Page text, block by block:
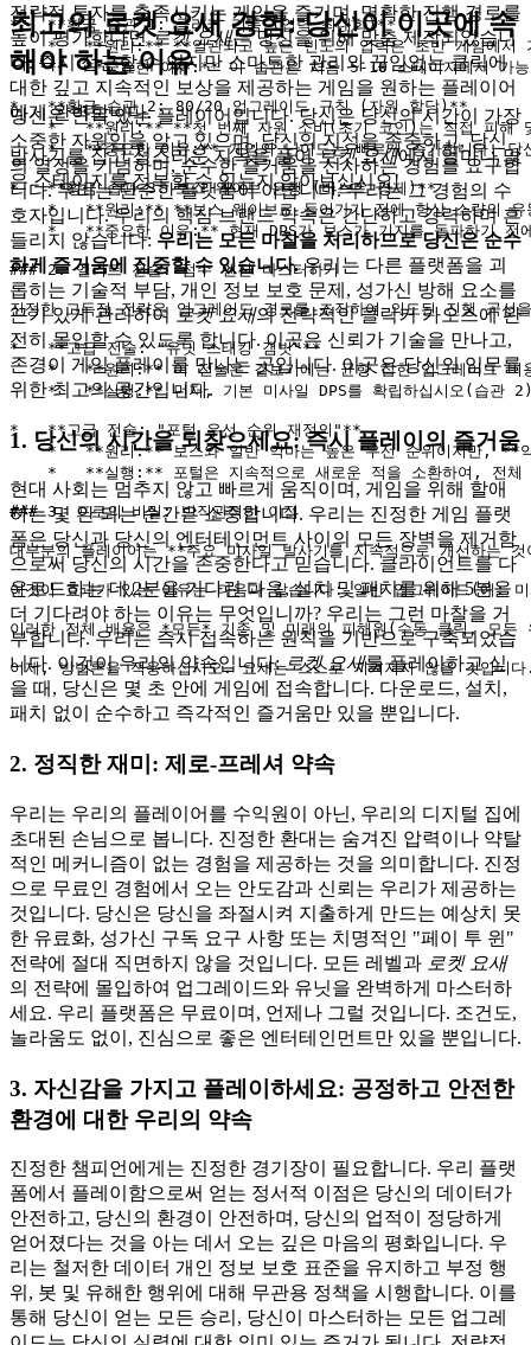
전략적 투자를 충족시키는 게임을 즐기며, 명확한 진행 경로를
높이 평가한다면로켓 요새는 당신을 위해 맞춤 제작되었습니
다. 즉시 접근할 수 있지만 스마트한 관리와 끊임없는 클릭에
대한 깊고 지속적인 보상을 제공하는 게임을 원하는 플레이어
에게 완벽합니다.
발사기를 잡고 성스러운 지옥을 풀어로켓 요새에서 얼마나 많
은 스테이지를 정복할 수 있는지 알아보십시오!
*   **황금 습관 1: 클리커 리듬 (입력 최대화)**
*   **원리:** **일관되고 높은 빈도의 입력은 초반 게임에서
*   **중요한 이유:** 이 습관은 처음 5-10 스테이지에서 가능
*   **황금 습관 2: 80/20 업그레이드 규칙 (자원 할당)**
*   **원리:** **첫 번째 자원 소비(초기 코인)는 직접 피해
*   **중요한 이유:** 게임의 난이도는 빠르게 증가합니다. 당
*   **황금 습관 3: 보스 웨이브 은행 (버스트 경제)**
*   **원리:** **보스 웨이브로 들어가기 전에 항상 소량의 유
*   **중요한 이유:** 현재 DPS가 보스가 기지를 돌파하기 전
### 2. 엘리트 전술: 점수 엔진 마스터하기
진정한 고득점 전략은 업그레이드 경로를 조작하여 의도된 진행 곡
*   **고급 전술: "유닛 스태킹 갬빗"**
*   **원리:** 이 전술은 겉보기에는 균형 잡힌 업그레이드 비
*   **실행:** 먼저, 기본 미사일 DPS를 확립하십시오(습관
*   **고급 전술: "포털 우선 순위 재정의"**
*   **원리:** 보스와 일반 악마는 높은 우선 순위이지만, **
*   **실행:** 포털은 지속적으로 새로운 적을 소환하여, 전체
### 3. 프로의 비밀: 반직관적인 이점
대부분의 플레이어는 **주요 미사일 발사기를 지속적으로 개선하
이것이 효과가 있는 이유는 다음과 같습니다: 일반 업그레이드(예
이러한 전체 배율은 *모든* 기존 및 미래의 피해원(수동 클릭, 모든
최고의 로켓 요새 경험: 당신이 이곳에 속
해야 하는 이유
당신은 안목 있는 플레이어입니다. 당신은 당신의 시간이 가장
소중한 자원임을 알고 있으며, 당신의 지성을 존중하고, 당신
의 열정을 기념하며, 순수한 즐거움을 선사하는 경험을 요구합
니다. 우리는 단순한 플랫폼이 아닙니다. 우리는 그 경험의 수
호자입니다. 우리의 핵심 브랜드 약속은 간단하고 강력하며 흔
들리지 않습니다: 우리는 모든 마찰을 처리하므로 당신은 순수
하게 즐거움에 집중할 수 있습니다.우리는 다른 플랫폼을 괴
롭히는 기술적 부담, 개인 정보 보호 문제, 성가신 방해 요소를
끈기 있게 관리하여 로켓 요새의 전략적인 클릭커 카오스에 완
전히 몰입할 수 있도록 합니다. 이곳은 신뢰가 기술을 만나고,
존경이 게임 플레이를 만나는 곳입니다. 이곳은 당신의 임무를
위한 최고의 공간입니다.
1. 당신의 시간을 되찾으세요: 즉시 플레이의 즐거움
현대 사회는 멈추지 않고 빠르게 움직이며, 게임을 위해 할애
하는 몇 안 되는 순간은 소중합니다. 우리는 진정한 게임 플랫
폼은 당신과 당신의 엔터테인먼트 사이의 모든 장벽을 제거함
으로써 당신의 시간을 존중한다고 믿습니다. 클라이언트를 다
운로드하는 데 2분을 기다린 다음, 설치 및 패치를 위해 5분을
더 기다려야 하는 이유는 무엇입니까? 우리는 그런 마찰을 거
부합니다. 우리는 즉시 접속하는 원칙을 기반으로 구축되었습
니다. 이것이 우리의 약속입니다:로켓 요새를 플레이하고 싶
을 때, 당신은 몇 초 안에 게임에 접속합니다. 다운로드, 설치,
패치 없이 순수하고 즉각적인 즐거움만 있을 뿐입니다.
2. 정직한 재미: 제로-프레셔 약속
우리는 우리의 플레이어를 수익원이 아닌, 우리의 디지털 집에
초대된 손님으로 봅니다. 진정한 환대는 숨겨진 압력이나 약탈
적인 메커니즘이 없는 경험을 제공하는 것을 의미합니다. 진정
으로 무료인 경험에서 오는 안도감과 신뢰는 우리가 제공하는
것입니다. 당신은 당신을 좌절시켜 지출하게 만드는 예상치 못
한 유료화, 성가신 구독 요구 사항 또는 치명적인 "페이 투 윈"
전략에 절대 직면하지 않을 것입니다. 모든 레벨과 로켓 요새
의 전략에 몰입하여 업그레이드와 유닛을 완벽하게 마스터하
세요. 우리 플랫폼은 무료이며, 언제나 그럴 것입니다. 조건도,
놀라움도 없이, 진심으로 좋은 엔터테인먼트만 있을 뿐입니다.
3. 자신감을 가지고 플레이하세요: 공정하고 안전한
환경에 대한 우리의 약속
진정한 챔피언에게는 진정한 경기장이 필요합니다. 우리 플랫
폼에서 플레이함으로써 얻는 정서적 이점은 당신의 데이터가
안전하고, 당신의 환경이 안전하며, 당신의 업적이 정당하게
얻어졌다는 것을 아는 데서 오는 깊은 마음의 평화입니다. 우
리는 철저한 데이터 개인 정보 보호 표준을 유지하고 부정 행
위, 봇 및 유해한 행위에 대해 무관용 정책을 시행합니다. 이를
통해 당신이 얻는 모든 승리, 당신이 마스터하는 모든 업그레